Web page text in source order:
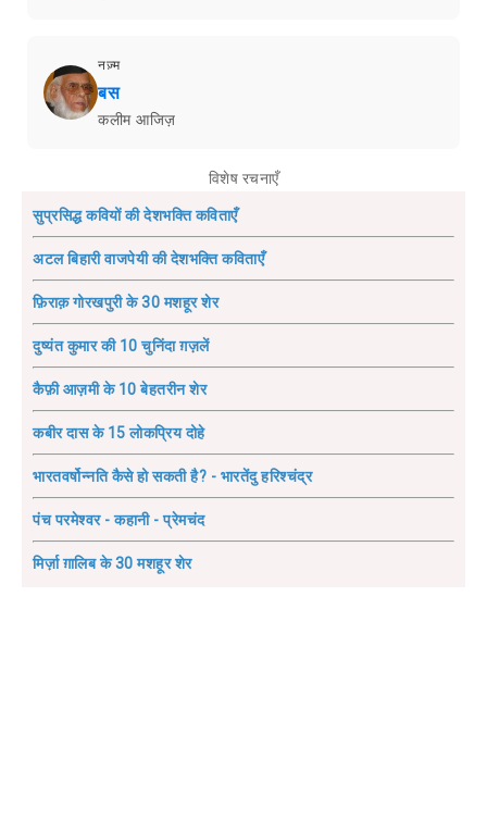
नज़्म
बस
कलीम आजिज़
विशेष रचनाएँ
सुप्रसिद्ध कवियों की देशभक्ति कविताएँ
अटल बिहारी वाजपेयी की देशभक्ति कविताएँ
फ़िराक़ गोरखपुरी के 30 मशहूर शेर
दुष्यंत कुमार की 10 चुनिंदा ग़ज़लें
कैफ़ी आज़मी के 10 बेहतरीन शेर
कबीर दास के 15 लोकप्रिय दोहे
भारतवर्षोन्नति कैसे हो सकती है? - भारतेंदु हरिश्चंद्र
पंच परमेश्वर - कहानी - प्रेमचंद
मिर्ज़ा ग़ालिब के 30 मशहूर शेर